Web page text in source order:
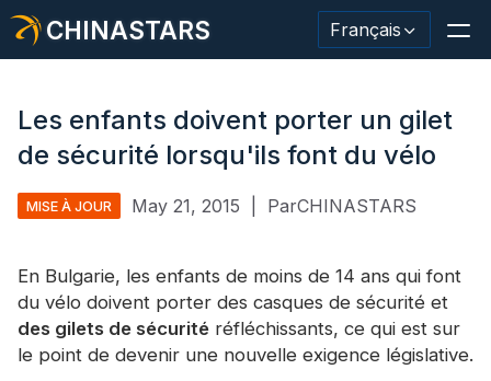
CHINASTARS Français
Vêtements de sécurité
Matériau qui brille dans le noir.
Garniture de lavage industriel
Les enfants doivent porter un gilet
de sécurité lorsqu'ils font du vélo
MISE À JOUR May 21, 2015 ParCHINASTARS
En Bulgarie, les enfants de moins de 14 ans qui font
du vélo doivent porter des casques de sécurité et
des gilets de sécurité réfléchissants, ce qui est sur
le point de devenir une nouvelle exigence législative.